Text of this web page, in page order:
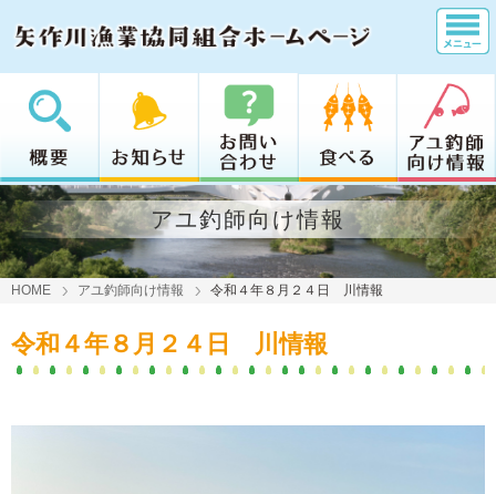
アユ釣師向け情報
HOME アユ釣師向け情報 令和４年８月２４日 川情報
令和４年８月２４日 川情報